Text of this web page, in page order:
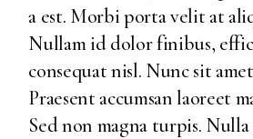
a est. Morbi porta velit at
Nullam id dolor finibus,
consequat nisl. Nunc sit
Praesent accumsan laoreet
Sed non magna turpis.